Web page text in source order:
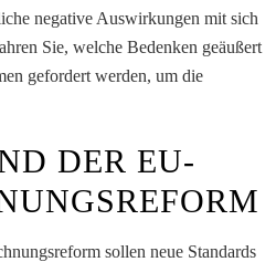
negative Auswirkungen mit sich
Sie, welche Bedenken geäußert
gefordert werden, um die
DER EU-
sollen neue Standards